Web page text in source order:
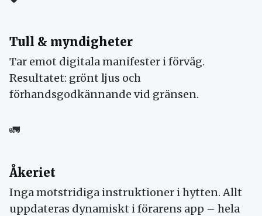
Tull & myndigheter
Tar emot digitala manifester i förväg.
Resultatet: grönt ljus och
förhandsgodkännande vid gränsen.
🚛
Åkeriet
Inga motstridiga instruktioner i hytten. Allt
uppdateras dynamiskt i förarens app – hela